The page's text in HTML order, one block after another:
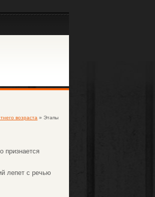
возраста » Этапы
признается
лепет с речью